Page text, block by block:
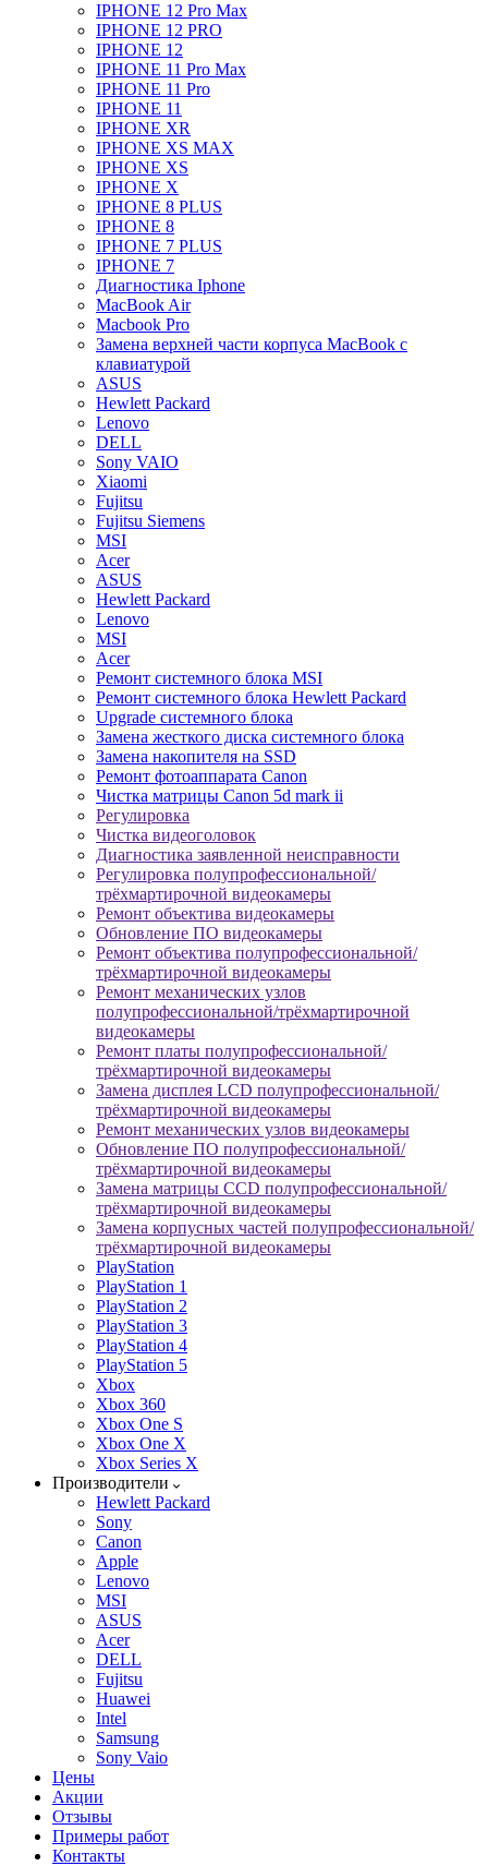
IPHONE 12 Pro Max
IPHONE 12 PRO
IPHONE 12
IPHONE 11 Pro Max
IPHONE 11 Pro
IPHONE 11
IPHONE XR
IPHONE XS MAX
IPHONE XS
IPHONE X
IPHONE 8 PLUS
IPHONE 8
IPHONE 7 PLUS
IPHONE 7
Диагностика Iphone
MacBook Air
Macbook Pro
Замена верхней части корпуса MacBook с
клавиатурой
ASUS
Hewlett Packard
Lenovo
DELL
Sony VAIO
Xiaomi
Fujitsu
Fujitsu Siemens
MSI
Acer
ASUS
Hewlett Packard
Lenovo
MSI
Acer
Ремонт системного блока MSI
Ремонт системного блока Hewlett Packard
Upgrade системного блока
Замена жесткого диска системного блока
Замена накопителя на SSD
Ремонт фотоаппарата Canon
Чистка матрицы Canon 5d mark ii
Регулировка
Чистка видеоголовок
Диагностика заявленной неисправности
Регулировка полупрофессиональной/
трёхмартирочной видеокамеры
Ремонт объектива видеокамеры
Обновление ПО видеокамеры
Ремонт объектива полупрофессиональной/
трёхмартирочной видеокамеры
Ремонт механических узлов
полупрофессиональной/трёхмартирочной
видеокамеры
Ремонт платы полупрофессиональной/
трёхмартирочной видеокамеры
Замена дисплея LCD полупрофессиональной/
трёхмартирочной видеокамеры
Ремонт механических узлов видеокамеры
Обновление ПО полупрофессиональной/
трёхмартирочной видеокамеры
Замена матрицы CCD полупрофессиональной/
трёхмартирочной видеокамеры
Замена корпусных частей полупрофессиональной/
трёхмартирочной видеокамеры
PlayStation
PlayStation 1
PlayStation 2
PlayStation 3
PlayStation 4
PlayStation 5
Xbox
Xbox 360
Xbox One S
Xbox One X
Xbox Series X
Производители
Hewlett Packard
Sony
Canon
Apple
Lenovo
MSI
ASUS
Acer
DELL
Fujitsu
Huawei
Intel
Samsung
Sony Vaio
Цены
Акции
Отзывы
Примеры работ
Контакты